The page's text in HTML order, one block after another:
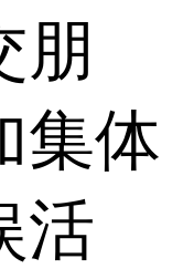
朋
集体
活